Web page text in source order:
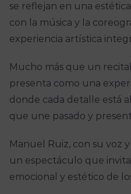
se reflejan en una
con la música y la
experiencia artística
Mucho más que un
presenta como una
donde cada detalle está
que une pasado y
Manuel Ruiz, con su voz
un espectáculo que
emocional y estético de